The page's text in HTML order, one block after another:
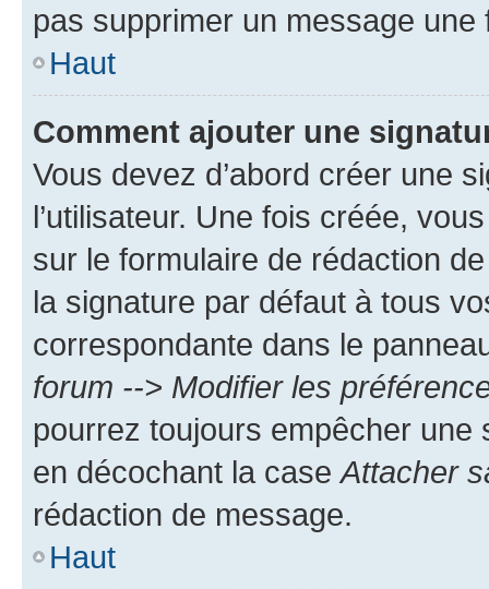
pas supprimer un message une
Haut
Comment ajouter une
Vous devez d’abord créer une
l’utilisateur. Une fois créée,
sur le formulaire de rédaction
la signature par défaut à tous
correspondante dans le
forum --> Modifier les
pourrez toujours empêcher une
en décochant la case Attacher
rédaction de message.
Haut